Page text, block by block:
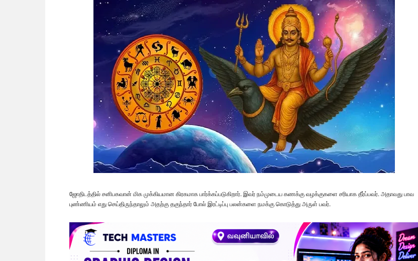
ஜோதிடத்தில் சனிபகவான் மிக முக்கியமான கிரகமாக பார்க்கப்படுகிறார். இவர் நம்முடைய கணக்கு வழக்குகளை சரியாக தீர்ப்பவர். அதாவது பாவ
புண்ணியம் எது செய்திருந்தாலும் அதற்கு தகுந்தார் போல் இரட்டிப்பு பலன்களை நமக்கு கொடுத்து அருள் பவர்.